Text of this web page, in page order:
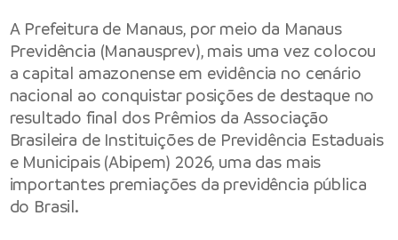
A Prefeitura de Manaus, por meio da Manaus
Previdência (Manausprev), mais uma vez colocou
a capital amazonense em evidência no cenário
nacional ao conquistar posições de destaque no
resultado final dos Prêmios da Associação
Brasileira de Instituições de Previdência Estaduais
e Municipais (Abipem) 2026, uma das mais
importantes premiações da previdência pública
do Brasil.